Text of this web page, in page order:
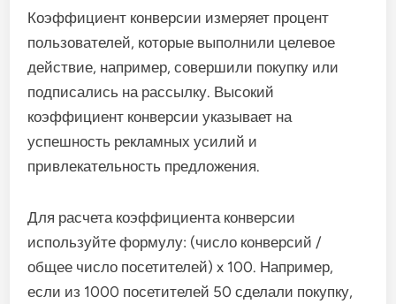
Коэффициент конверсии измеряет процент
пользователей, которые выполнили целевое
действие, например, совершили покупку или
подписались на рассылку. Высокий
коэффициент конверсии указывает на
успешность рекламных усилий и
привлекательность предложения.
Для расчета коэффициента конверсии
используйте формулу: (число конверсий /
общее число посетителей) x 100. Например,
если из 1000 посетителей 50 сделали покупку,